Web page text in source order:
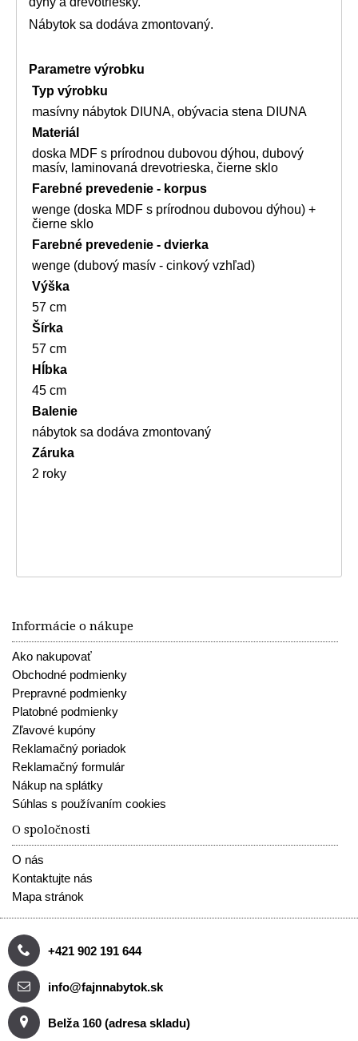
Nábytok sa dodáva zmontovaný.
Parametre výrobku
Typ výrobku
masívny nábytok DIUNA, obývacia stena DIUNA
Materiál
doska MDF s prírodnou dubovou dýhou, dubový
masív, laminovaná drevotrieska, čierne sklo
Farebné prevedenie - korpus
wenge (doska MDF s prírodnou dubovou dýhou) +
čierne sklo
Farebné prevedenie - dvierka
wenge (dubový masív - cinkový vzhľad)
Výška
57 cm
Šírka
57 cm
Hĺbka
45 cm
Balenie
nábytok sa dodáva zmontovaný
Záruka
2 roky
Informácie o nákupe
Ako nakupovať
Obchodné podmienky
Prepravné podmienky
Platobné podmienky
Zľavové kupóny
Reklamačný poriadok
Reklamačný formulár
Nákup na splátky
Súhlas s používaním cookies
O spoločnosti
O nás
Kontaktujte nás
Mapa stránok
+421 902 191 644
info@fajnnabytok.sk
Belža 160 (adresa skladu)